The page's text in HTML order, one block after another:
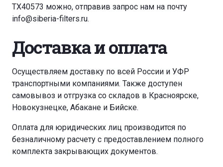
TX40573 можно, отправив запрос нам на почту
info@siberia-filters.ru.
Доставка и оплата
Осуществляем доставку по всей России и УФР
транспортными компаниями. Также доступен
самовывоз и отгрузка со складов в Красноярске,
Новокузнецке, Абакане и Бийске.
Оплата для юридических лиц производится по
безналичному расчету с предоставлением полного
комплекта закрывающих документов.